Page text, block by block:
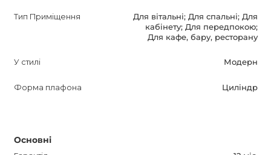
Тип Приміщення
Для вітальні; Для спальні; Для
кабінету; Для передпокою;
Для кафе, бару, ресторану
У стилі Модерн
Форма плафона Циліндр
Основні